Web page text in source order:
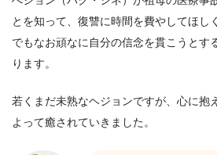
とを知って、復讐に時間を費やしてほし
でもなお頑なに自分の信念を貫こうとす
ります。
若くまだ未熟なヘジョンですが、心に抱
よって癒されていきました。